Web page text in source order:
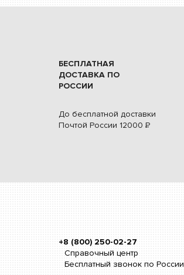
БЕСПЛАТНАЯ
ДОСТАВКА ПО
РОССИИ
До бесплатной доставки
Почтой России 12000 Р
+8 (800) 250-02-27
Справочный центр
Бесплатный звонок по России